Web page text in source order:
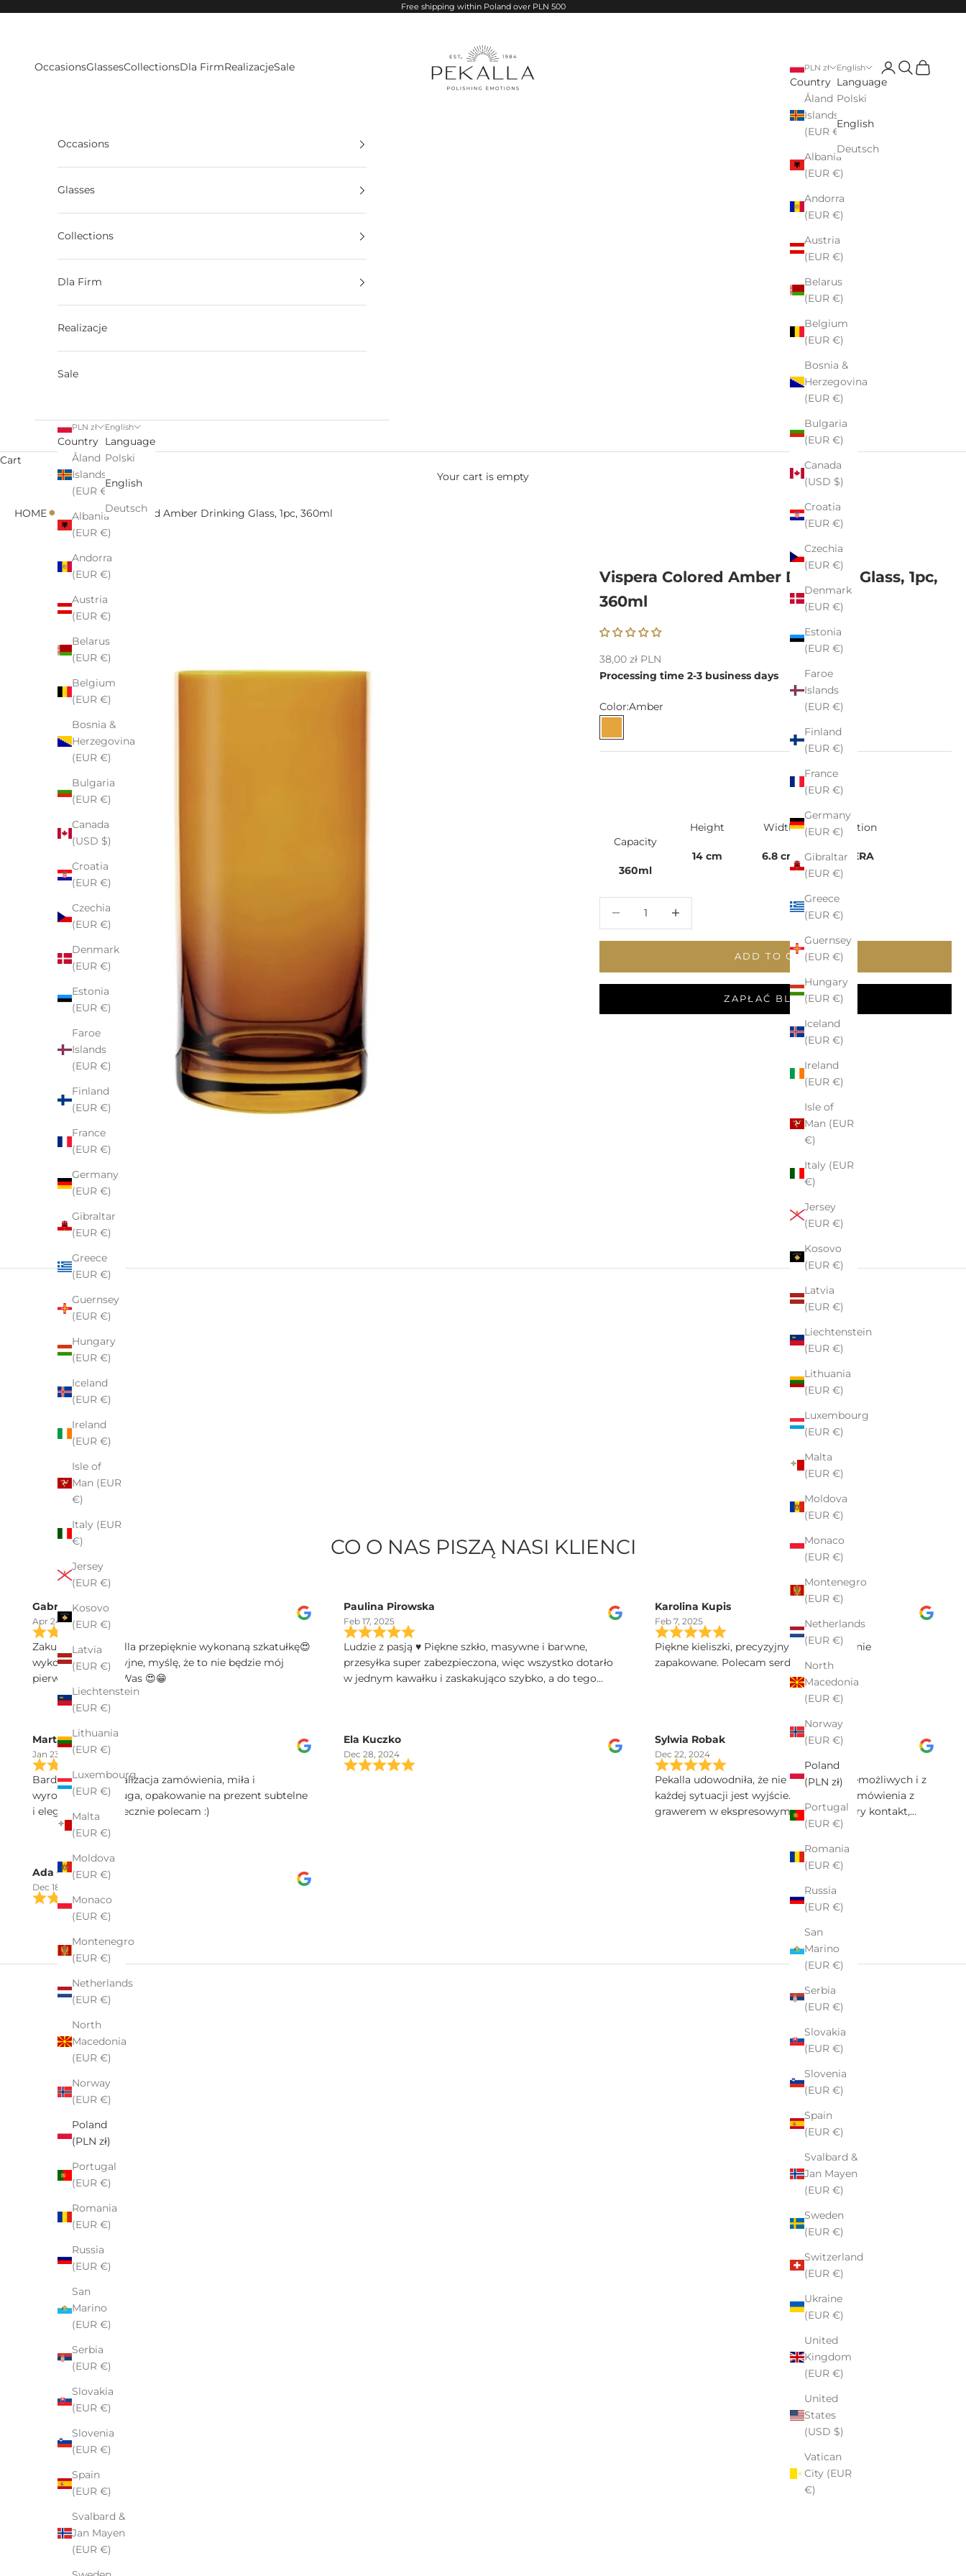
Free shipping within Poland over PLN 500
OccasionsGlassesCollectionsDla FirmRealizacjeSale PLN zł
Country
Åland
Islands
(EUR €)
Albania
(EUR €)
Andorra
(EUR €)
Austria
(EUR €)
Belarus
(EUR €)
Belgium
(EUR €)
Bosnia &
Herzegovina
(EUR €)
Bulgaria
(EUR €)
Canada
(USD $)
Croatia
(EUR €)
Czechia
(EUR €)
Denmark
(EUR €)
Estonia
(EUR €)
Faroe
Islands
(EUR €)
Finland
(EUR €)
France
(EUR €)
Germany
(EUR €)
Gibraltar
(EUR €)
Greece
(EUR €)
Guernsey
(EUR €)
Hungary
(EUR €)
Iceland
(EUR €)
Ireland
(EUR €)
Isle of
Man (EUR
€)
Italy (EUR
€)
Jersey
(EUR €)
Kosovo
(EUR €)
Latvia
(EUR €)
Liechtenstein
(EUR €)
Lithuania
(EUR €)
Luxembourg
(EUR €)
Malta
(EUR €)
Moldova
(EUR €)
Monaco
(EUR €)
Montenegro
(EUR €)
Netherlands
(EUR €)
North
Macedonia
(EUR €)
Norway
(EUR €)
Poland
(PLN zł)
Portugal
(EUR €)
Romania
(EUR €)
Russia
(EUR €)
San
Marino
(EUR €)
Serbia
(EUR €)
Slovakia
(EUR €)
Slovenia
(EUR €)
Spain
(EUR €)
Svalbard &
Jan Mayen
(EUR €)
Sweden
(EUR €)
Switzerland
(EUR €)
Ukraine
(EUR €)
United
Kingdom
(EUR €)
United
States
(USD $)
Vatican
City (EUR
€)
English
Language
Polski
English
Deutsch
LoginSearch
Cart
Occasions
Glasses
Collections
Dla Firm
Realizacje
Sale
PLN zł
Country
Åland
Islands
(EUR €)
Albania
(EUR €)
Andorra
(EUR €)
Austria
(EUR €)
Belarus
(EUR €)
Belgium
(EUR €)
Bosnia &
Herzegovina
(EUR €)
Bulgaria
(EUR €)
Canada
(USD $)
Croatia
(EUR €)
Czechia
(EUR €)
Denmark
(EUR €)
Estonia
(EUR €)
Faroe
Islands
(EUR €)
Finland
(EUR €)
France
(EUR €)
Germany
(EUR €)
Gibraltar
(EUR €)
Greece
(EUR €)
Guernsey
(EUR €)
Hungary
(EUR €)
Iceland
(EUR €)
Ireland
(EUR €)
Isle of
Man (EUR
€)
Italy (EUR
€)
Jersey
(EUR €)
Kosovo
(EUR €)
Latvia
(EUR €)
Liechtenstein
(EUR €)
Lithuania
(EUR €)
Luxembourg
(EUR €)
Malta
(EUR €)
Moldova
(EUR €)
Monaco
(EUR €)
Montenegro
(EUR €)
Netherlands
(EUR €)
North
Macedonia
(EUR €)
Norway
(EUR €)
Poland
(PLN zł)
Portugal
(EUR €)
Romania
(EUR €)
Russia
(EUR €)
San
Marino
(EUR €)
Serbia
(EUR €)
Slovakia
(EUR €)
Slovenia
(EUR €)
Spain
(EUR €)
Svalbard &
Jan Mayen
(EUR €)
English
Language
Polski
English
Deutsch
Cart
Your cart is empty
HOME• •Vispera Colored Amber Drinking Glass, 1pc, 360ml
Vispera Colored Amber Drinking Glass, 1pc,
360ml
Sale price
38,00 zł PLN
Processing time 2-3 business days
Color:Amber
Amber
Capacity
360ml
Height
14 cm
Width
6.8 cm
Collection
VISPERA
ADD TO CART
ZAPŁAĆ BLIKIEM
CO O NAS PISZĄ NASI KLIENCI
Gabriela Motyka
Apr 24, 2025
Zakupiłam w Pekalla przepięknie wykonaną szkatułkę😍
wykonanie precyzyjne, myślę, że to nie będzie mój
pierwszy zakup u Was 😍😁
Paulina Pirowska
Feb 17, 2025
Ludzie z pasją ♥️ Piękne szkło, masywne i barwne,
przesyłka super zabezpieczona, więc wszystko dotarło
w jednym kawałku i zaskakująco szybko, a do tego
Karolina Kupis
Feb 7, 2025
Piękne kieliszki, precyzyjny grawer, idealnie
zapakowane. Polecam serdecznie
Marta Sałek
Jan 23, 2025
Bardzo spawna realizacja zamówienia, miła i
wyrozumiała obsługa, opakowanie na prezent subtelne
i eleganckie - serdecznie polecam :)
Ela Kuczko
Dec 28, 2024
Sylwia Robak
Dec 22, 2024
Pekalla udowodniła, że nie ma rzeczy niemożliwych i z
każdej sytuacji jest wyjście. Realizacja zamówienia z
grawerem w ekspresowym tempie. Dobry kontakt,
szybka przesyłka, a kieliszki Iris sa poprostu przepiekne!
Ada Ch
Dec 18, 2024
Polecam zakupy w firmie Pekalla. Profesjonalna
Ekspresowa wysyłka. Zamówienie po opłaceniu
następnego dnia dotarło. Bardzo wysoka jakość
– rodzinnej manufaktury szkła i kryształu z ponad
personalizowane szkło i kryształ,
Pekalla powstała z potrzeby tworzenia z sercem. Wierzę, że przedmioty, które noszą
osobisty znak – imię, datę, dedykację – mają większą moc. Pomagamy naszym
Z radością pomogę Ci stworzyć coś naprawdę wyjątkowego.